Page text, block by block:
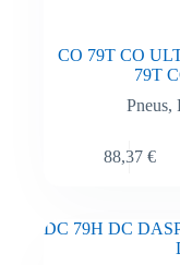
CO 79T CO
79T
Pneus,
88,37 €